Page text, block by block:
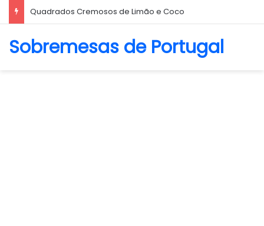
Biscoito Amanteigado
Sobremesas de Portugal